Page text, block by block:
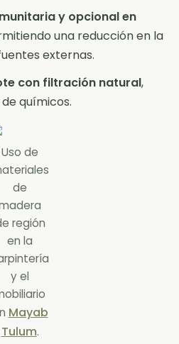
y opcional en
una reducción en la
externas.
con filtración natural,
químicos.
Uso de
de
región
en la
y el
Mayab
Tulum.